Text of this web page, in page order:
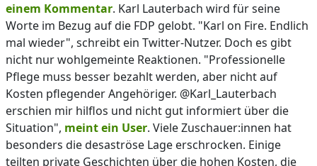
einem Kommentar. Karl Lauterbach wird für seine
Worte im Bezug auf die FDP gelobt. "Karl on Fire. Endlich
mal wieder", schreibt ein Twitter-Nutzer. Doch es gibt
nicht nur wohlgemeinte Reaktionen. "Professionelle
Pflege muss besser bezahlt werden, aber nicht auf
Kosten pflegender Angehöriger. @Karl_Lauterbach
erschien mir hilflos und nicht gut informiert über die
Situation", meint ein User. Viele Zuschauer:innen hat
besonders die desaströse Lage erschrocken. Einige
teilten private Geschichten über die hohen Kosten, die